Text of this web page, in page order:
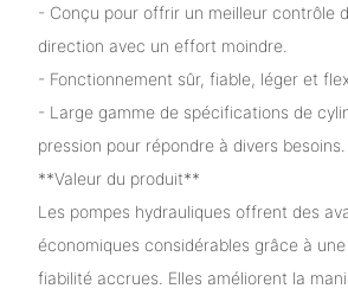
- Conçu pour offrir un meilleur contrôle
direction avec un effort moindre.
- Fonctionnement sûr, fiable, léger et
- Large gamme de spécifications de
pression pour répondre à divers besoins.
**Valeur du produit**
Les pompes hydrauliques offrent des
économiques considérables grâce à
fiabilité accrues. Elles améliorent la